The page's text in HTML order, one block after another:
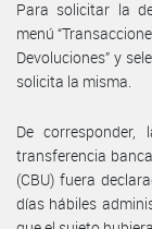
Para solicitar la
menú
Devoluciones” y
solicita la misma.
De
transferencia
(CBU) fuera
días hábiles